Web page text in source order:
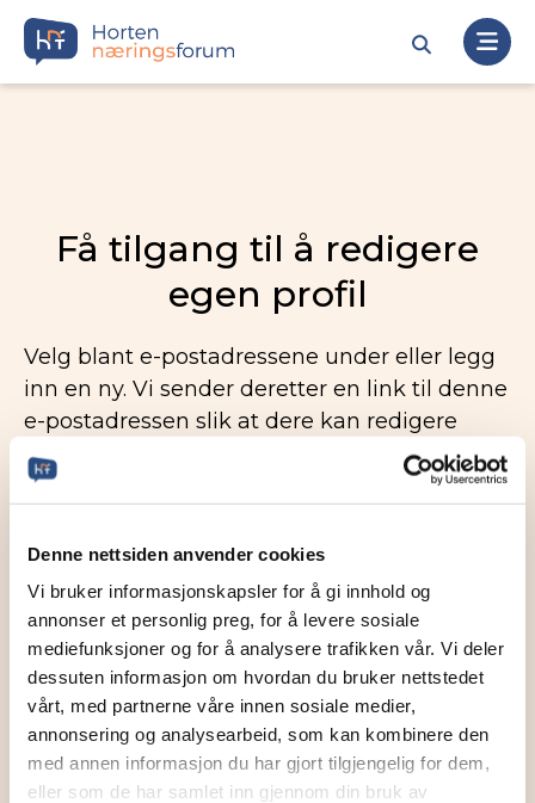
Denne nettsiden anvender cookies
Vi bruker informasjonskapsler for å gi innhold og
annonser et personlig preg, for å levere sosiale
mediefunksjoner og for å analysere trafikken vår. Vi deler
dessuten informasjon om hvordan du bruker nettstedet
vårt, med partnerne våre innen sosiale medier,
annonsering og analysearbeid, som kan kombinere den
med annen informasjon du har gjort tilgjengelig for dem,
eller som de har samlet inn gjennom din bruk av
Få tilgang til å redigere
egen profil
Velg blant e-postadressene under eller legg
inn en ny. Vi sender deretter en link til denne
e-postadressen slik at dere kan redigere
egen profil.
Send tilgang til
Tom.roger.rystad@banenor.no
kjartan.glad.fleten@banenor.no
Annen - Skriv inn e-postadresse selv